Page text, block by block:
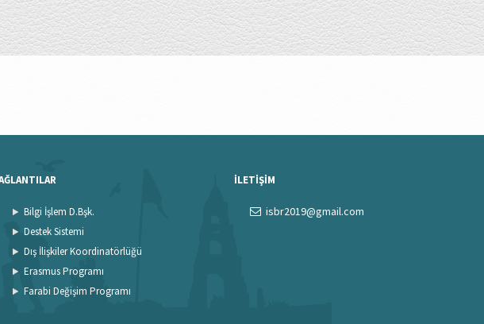
Bilgi İşlem D.Bşk.
Destek Sistemi
Dış İlişkiler Koordinatörlüğü
Erasmus Programı
Farabi Değişim Programı
İLETİŞİM
isbr2019@gmail.com